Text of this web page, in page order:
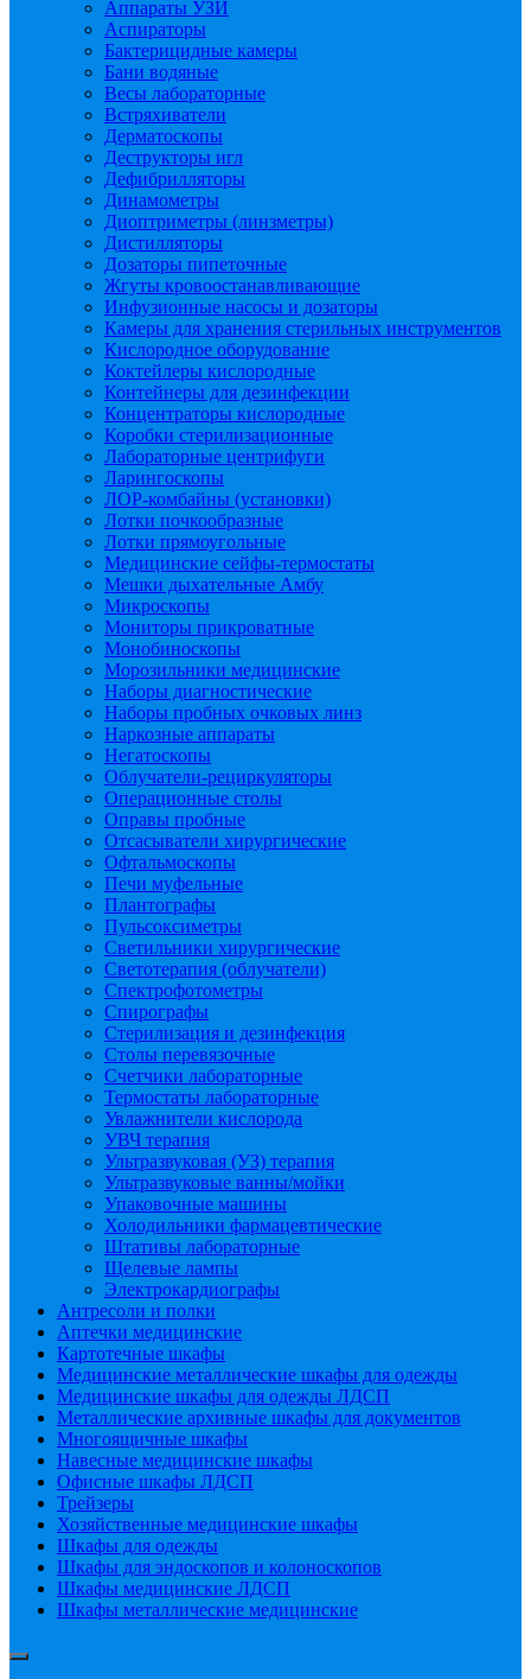
Аппараты УЗИ
Аспираторы
Бактерицидные камеры
Бани водяные
Весы лабораторные
Встряхиватели
Дерматоскопы
Деструкторы игл
Дефибрилляторы
Динамометры
Диоптриметры (линзметры)
Дистилляторы
Дозаторы пипеточные
Жгуты кровоостанавливающие
Инфузионные насосы и дозаторы
Камеры для хранения стерильных инструментов
Кислородное оборудование
Коктейлеры кислородные
Контейнеры для дезинфекции
Концентраторы кислородные
Коробки стерилизационные
Лабораторные центрифуги
Ларингоскопы
ЛОР-комбайны (установки)
Лотки почкообразные
Лотки прямоугольные
Медицинские сейфы-термостаты
Мешки дыхательные Амбу
Микроскопы
Мониторы прикроватные
Монобиноскопы
Морозильники медицинские
Наборы диагностические
Наборы пробных очковых линз
Наркозные аппараты
Негатоскопы
Облучатели-рециркуляторы
Операционные столы
Оправы пробные
Отсасыватели хирургические
Офтальмоскопы
Печи муфельные
Плантографы
Пульсоксиметры
Светильники хирургические
Светотерапия (облучатели)
Спектрофотометры
Спирографы
Стерилизация и дезинфекция
Столы перевязочные
Счетчики лабораторные
Термостаты лабораторные
Увлажнители кислорода
УВЧ терапия
Ультразвуковая (УЗ) терапия
Ультразвуковые ванны/мойки
Упаковочные машины
Холодильники фармацевтические
Штативы лабораторные
Щелевые лампы
Электрокардиографы
Антресоли и полки
Аптечки медицинские
Картотечные шкафы
Медицинские металлические шкафы для одежды
Медицинские шкафы для одежды ЛДСП
Металлические архивные шкафы для документов
Многоящичные шкафы
Навесные медицинские шкафы
Офисные шкафы ЛДСП
Трейзеры
Хозяйственные медицинские шкафы
Шкафы для одежды
Шкафы для эндоскопов и колоноскопов
Шкафы медицинские ЛДСП
Шкафы металлические медицинские